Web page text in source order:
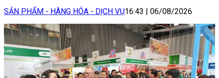
SẢN PHẨM - HÀNG HÓA - DỊCH VỤ16:43 06/08/2026